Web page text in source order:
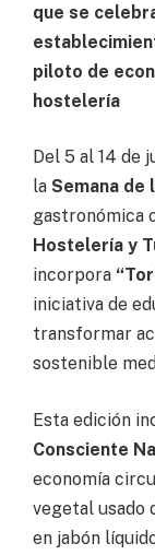
que se
piloto de
hostelería
Del 5 al 14 de
la Semana de
gastronómica
Hostelería y
incorpora
iniciativa de
transformar
sostenible
Esta edición
Consciente
economía
vegetal usado
en jabón